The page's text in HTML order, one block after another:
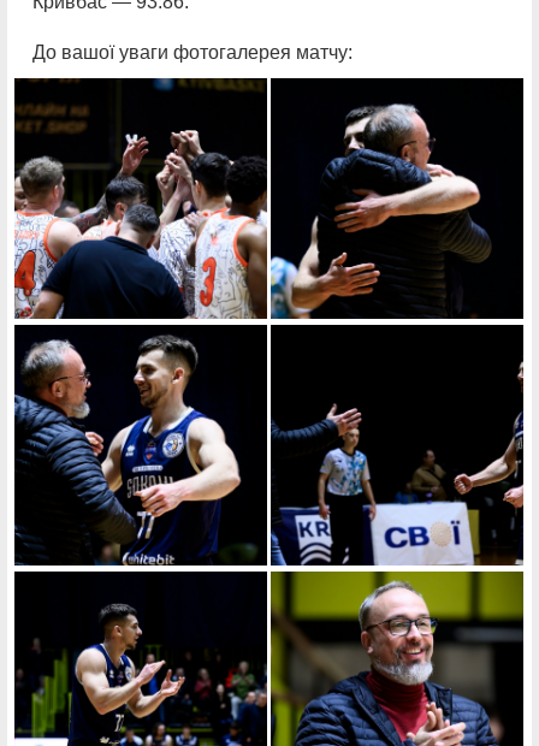
До вашої уваги фотогалерея матчу: